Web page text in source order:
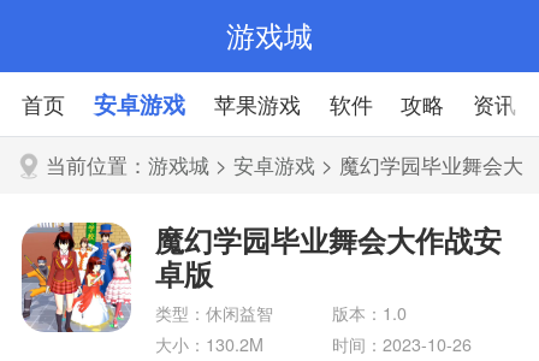
游戏城
首页 安卓游戏 苹果游戏 软件 攻略 资讯
当前位置：游戏城 >安卓游戏 > 魔幻学园毕业舞会大
作战安卓版
魔幻学园毕业舞会大作战安
卓版
类型：休闲益智
版本：1.0
大小：130.2M
时间：2023-10-26